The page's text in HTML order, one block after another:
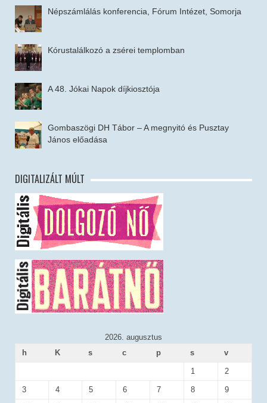
Népszámlálás konferencia, Fórum Intézet, Somorja
Kórustalálkozó a zsérei templomban
A 48. Jókai Napok díjkiosztója
Gombaszögi DH Tábor – A megnyitó és Pusztay
János előadása
DIGITALIZÁLT MÚLT
2026. augusztus
h
K s c p s v
1 2
3 4 5 6 7 8 9